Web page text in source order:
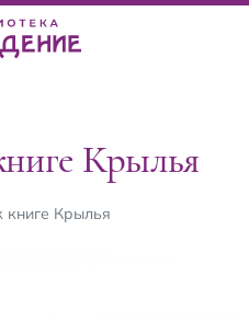
Крылья
книге Крылья